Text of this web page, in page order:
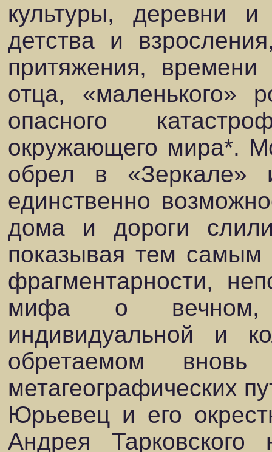
культуры, деревни
детства и
притяжения,
отца, «маленького»
опасного
окружающего мира*.
обрел в «Зеркале»
единственно
дома и дороги
показывая тем самым
фрагментарности,
мифа о
индивидуальной и
обретаемом
метагеографических
Юрьевец и его
Андрея Тарковского